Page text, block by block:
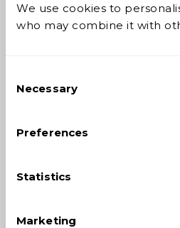
We use cookies to
who may combine it with
Selection
Necessary
Preferences
Statistics
Marketing